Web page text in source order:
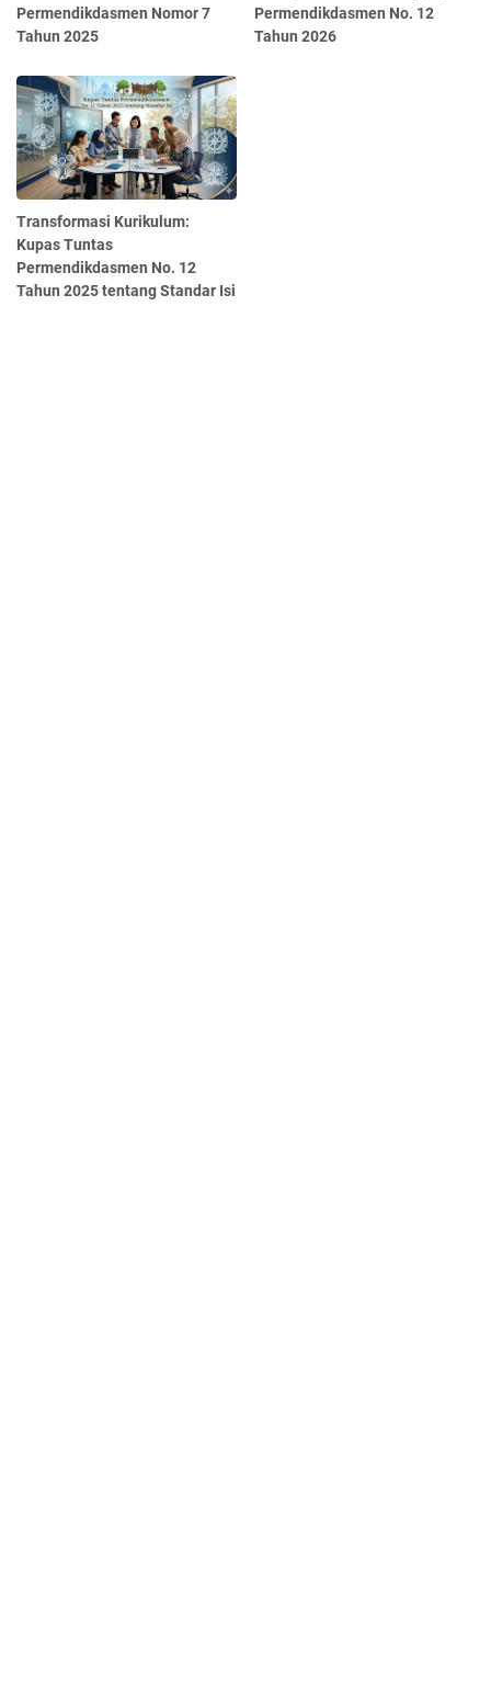
Permendikdasmen Nomor 7
Tahun 2025
Permendikdasmen No. 12
Tahun 2026
Transformasi Kurikulum:
Kupas Tuntas
Permendikdasmen No. 12
Tahun 2025 tentang Standar Isi